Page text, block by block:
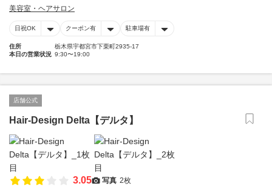
美容室・ヘアサロン
日祝OK クーポン有 駐車場有
住所
栃木県宇都宮市下栗町2935-17
本日の営業状況 9:30〜19:00
店舗公式
Hair-Design Delta【デルタ】
3.05 写真 2枚